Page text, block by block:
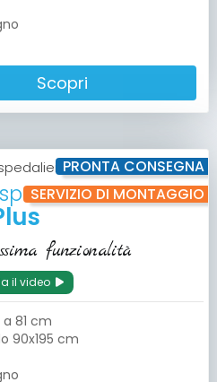
Scopri
PRONTA CONSEGNA
SERVIZIO DI MONTAGGIO
funzionalità
il video
81 cm
90x195 cm